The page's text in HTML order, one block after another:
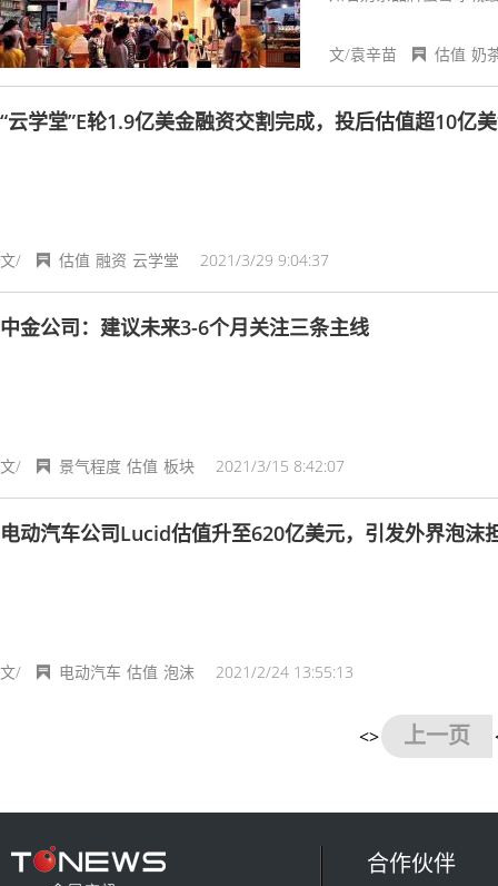
文/袁辛苗 估值 奶
“云学堂”E轮1.9亿美金融资交割完成，投后估值超10亿
文/ 2021/3/29 9:04:37
估值 融资 云学堂
中金公司：建议未来3-6个月关注三条主线
文/ 2021/3/15 8:42:07
景气程度 估值 板块
电动汽车公司Lucid估值升至620亿美元，引发外界泡沫
文/ 2021/2/24 13:55:13
电动汽车 估值 泡沫
<> 上一页
合作伙伴